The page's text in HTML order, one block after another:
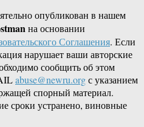
опубликован в нашем
на основании
Соглашения. Если
нарушает ваши авторские
сообщить об этом
abuse@newru.orgс указанием
спорный материал.
сроки устранено, виновные